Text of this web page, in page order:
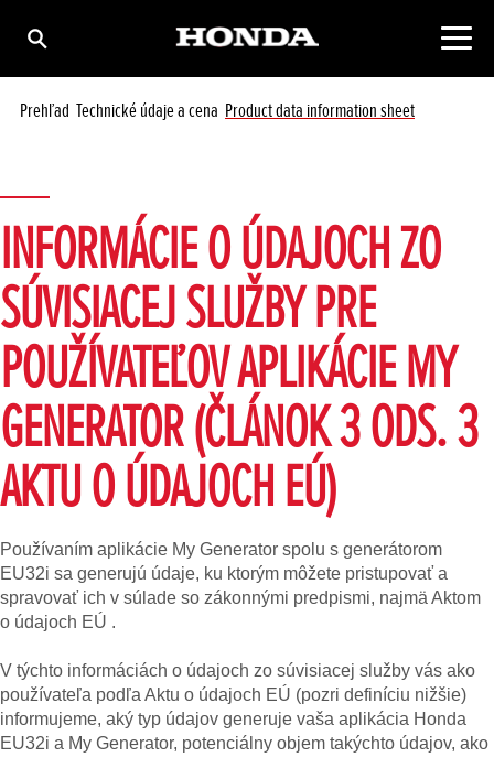
Prehľad Technické údaje a cena Product data information sheet
INFORMÁCIE O ÚDAJOCH ZO
SÚVISIACEJ SLUŽBY PRE
POUŽÍVATEĽOV APLIKÁCIE MY
GENERATOR (ČLÁNOK 3 ODS. 3
AKTU O ÚDAJOCH EÚ)
Používaním aplikácie My Generator spolu s generátorom
EU32i sa generujú údaje, ku ktorým môžete pristupovať a
spravovať ich v súlade so zákonnými predpismi, najmä Aktom
o údajoch EÚ .
V týchto informáciách o údajoch zo súvisiacej služby vás ako
používateľa podľa Aktu o údajoch EÚ (pozri definíciu nižšie)
informujeme, aký typ údajov generuje vaša aplikácia Honda
EU32i a My Generator, potenciálny objem takýchto údajov, ako